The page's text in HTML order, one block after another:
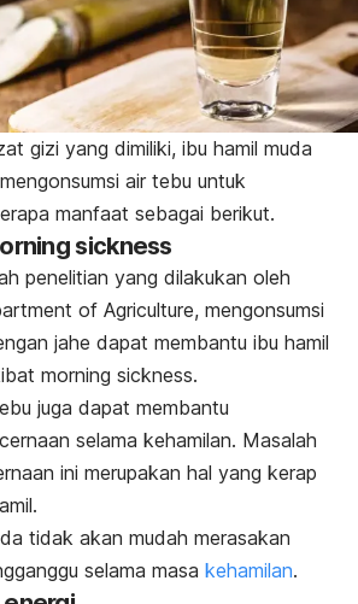
gizi yang dimiliki, ibu hamil muda
air tebu untuk
manfaat sebagai berikut.
sickness
penelitian yang dilakukan oleh
of Agriculture, mengonsumsi
jahe dapat membantu ibu hamil
morning sickness.
juga dapat membantu
selama kehamilan. Masalah
ini merupakan hal yang kerap
tidak akan mudah merasakan
selama masa kehamilan.